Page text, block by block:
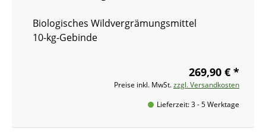
Biologisches Wildvergrämungsmittel
10-kg-Gebinde
269,90 € *
Preise inkl. MwSt.zzgl. Versandkosten
Lieferzeit: 3 - 5 Werktage